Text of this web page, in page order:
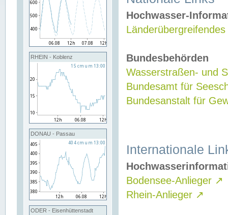
RHEIN - Koblenz
DONAU - Passau
ODER - Eisenhüttenstadt
Hochwasser-
Bundesbehörden
Wasserstraßen- und
Bundesamt für
Bundesanstalt für
Internationale
Bodensee-Anlieger ↗
Rhein-Anlieger ↗